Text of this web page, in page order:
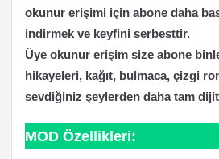
okunur erişimi için abone daha
indirmek ve keyfini serbesttir.
Üye okunur erişim size abone
hikayeleri, kağıt, bulmaca, çizgi
sevdiğiniz şeylerden daha tam
MOD Özellikleri: